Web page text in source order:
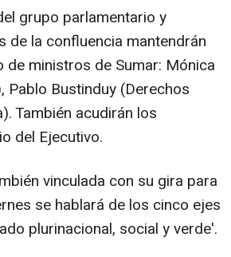
grupo parlamentario y
de la confluencia mantendrán
ministros de Sumar: Mónica
Pablo Bustinduy (Derechos
También acudirán los
del Ejecutivo.
vinculada con su gira para
se hablará de los cinco ejes
plurinacional, social y verde'.